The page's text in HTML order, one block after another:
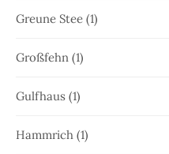
Greune Stee (1)
Großfehn (1)
Gulfhaus (1)
Hammrich (1)